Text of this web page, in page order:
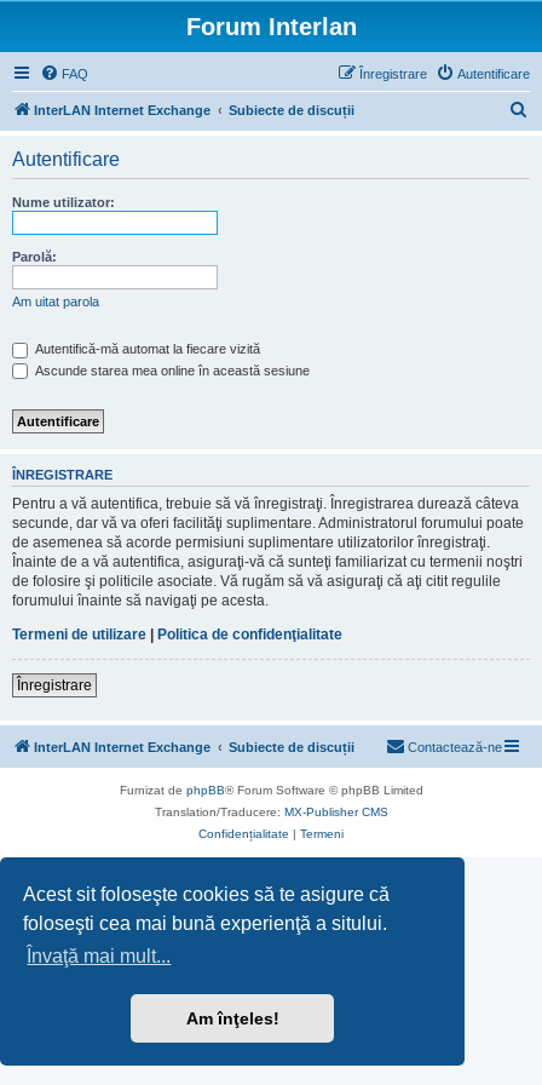
Acest sit foloseşte cookies să te asigure că
foloseşti cea mai bună experienţă a sitului.
Învaţă mai mult...
Am înţeles!
Forum Interlan
FAQ Autentificare
Înregistrare
InterLAN Internet Exchange Subiecte de discuții
Autentificare
Nume utilizator:
Parolă:
Am uitat parola
Autentifică-mă automat la fiecare vizită
Ascunde starea mea online în această sesiune
ÎNREGISTRARE
Pentru a vă autentifica, trebuie să vă înregistraţi. Înregistrarea durează câteva
secunde, dar vă va oferi facilităţi suplimentare. Administratorul forumului poate
de asemenea să acorde permisiuni suplimentare utilizatorilor înregistraţi.
Înainte de a vă autentifica, asiguraţi-vă că sunteţi familiarizat cu termenii noştri
de folosire şi politicile asociate. Vă rugăm să vă asiguraţi că aţi citit regulile
forumului înainte să navigaţi pe acesta.
Termeni de utilizare | Politica de confidenţialitate
Înregistrare
InterLAN Internet Exchange Subiecte de discuții Contactează-ne
Furnizat de phpBB® Forum Software © phpBB Limited
Translation/Traducere: MX-Publisher CMS
Confidențialitate | Termeni